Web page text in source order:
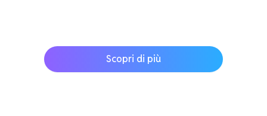
Scopri di più